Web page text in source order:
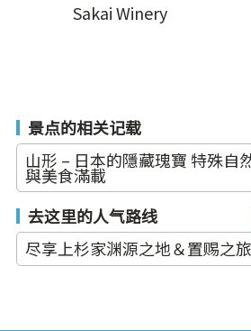
Sakai Winery
景点的相关记载
山形 – 日本的隱藏瑰寶 特殊自
與美食滿載
去这里的人气路线
尽享上杉家渊源之地＆置赐之旅